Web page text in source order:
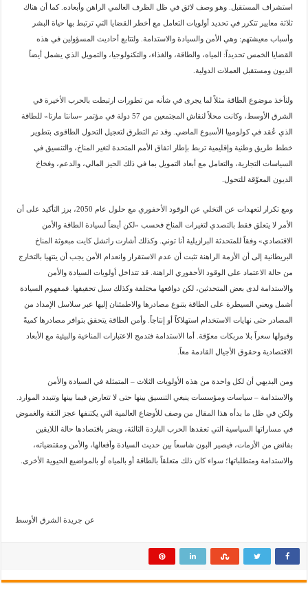
استشراف المستقبل. وهو وصف لائق في ظل الظرف العالمي الراهن وأبعاده. كما أن هناك
ثلاثة معايير تتكرر في تحديد أولويات التعامل مع أخطر القضايا التي ترتبط بها حياة البشر
وأسباب معيشتهم: وهي الأمن والسيادة والاستدامة. ولتتابع أحاديث المسؤولين في هذه
القضايا الخمس تحديداً: المياه، والطاقة، والغذاء، والتكنولوجيا، والتمويل الذي يشمل أيضاً
الديون ومستقبل العملات الدولية.
ولنأخذ موضوع الطاقة مثلاً لما يجرى في شأنه من تطورات ارتبطت بالحرب الأخيرة في
الشرق الأوسط، وكانت محلاً لنقاش المجتمعين من 57 دولة في مؤتمر «سانتا مارتا» للطاقة
الذي عُقد في كولومبيا الأسبوع الماضي. وقد تم التطرق لتعجيل التحول الطاقوى بتطوير
خطط طريق وطنية وإقليمية تربط بإطار اتفاق الأمم المتحدة لتغير المناخ، والتنسيق في
السياسات التجارية، والتعامل مع أبعاد التمويل بما في ذلك الحيز المالي، والدعم، وفخاخ
الديون المعوّقة للتحول.
ومع تكرار لتعهدات عن التخلي عن الوقود الأحفوري مع حلول عام 2050، برز التأكيد على أن
الأمر لا يتعلق فقط بالتصدي لتغيرات المناخ فحسب «لكن أيضاً لسيادة الطاقة والأمن
الاقتصادي» وفقاً للمتحدثة البرازيلية أنا توني. وكذلك أشارت راتشل كايت مبعوثة المناخ
البريطانية إلى أن الأزمة الراهنة تثبت أن عدم الاستقرار وانعدام الأمن يجب أن ينتهيا بالتخارج
من حالة الاعتماد على الوقود الأحفوري الراهنة. قد تتداخل أولويات السيادة والأمن
والاستدامة لدى بعض المتحدثين، لكن دوافعها مختلفة وكذلك سبل تحقيقها. فمفهوم السيادة
أشمل ويعني السيطرة على الطاقة بتنوع مصادرها والاطمئنان إليها عبر سلاسل الإمداد من
المصادر حتى نهايات الاستخدام استهلاكاً أو إنتاجاً. وأمن الطاقة يتحقق بتوافر مصادرها كميةً
وقبولها سعراً بلا مربكات معوّقة. أما الاستدامة فتدمج الاعتبارات المناخية والبيئية مع الأبعاد
الاقتصادية وحقوق الأجيال القادمة معاً.
ومن البديهي أن لكل واحدة من هذه الأولويات الثلاث – المتمثلة في السيادة والأمن
والاستدامة – سياسات ومؤسسات ينبغي التنسيق بينها حتى لا تتعارض فيما بينها وتتبدد الموارد.
ولكن في ظل ما بدأه هذا المقال من وصف للأوضاع العالمية التي يكتنفها عجز الثقة والغموض
في مساراتها السياسية التي تعقدها الحرب الباردة الثالثة، ويضر باقتصادها حالة اللايقين
بفائض من الأزمات، فيصير البون شاسعاً بين حديث السيادة وأفعالها، والأمن ومقتضياته،
والاستدامة ومتطلباتها؛ سواء كان ذلك متعلقاً بالطاقة أو بالمياه أو بالمواضيع الحيوية الأخرى.
عن جريدة الشرق الأوسط